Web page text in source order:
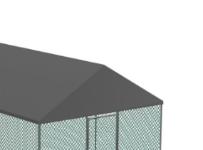
d'espace pour que
les petits animaux
puissent se déplacer
librement, assurant
leur santé et leur
bonheur. Largement